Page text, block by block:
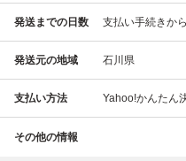
発送までの日数 支払い手続きか
発送元の地域 石川県
支払い方法 Yahoo!かんたん
その他の情報